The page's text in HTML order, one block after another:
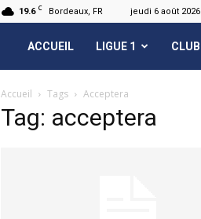
19.6 C Bordeaux, FR jeudi 6 août 2026
FCGB.net
ACCUEIL LIGUE 1 CLUB
Accueil Tags Acceptera
Tag: acceptera